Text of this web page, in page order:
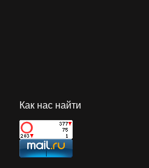
Как нас найти